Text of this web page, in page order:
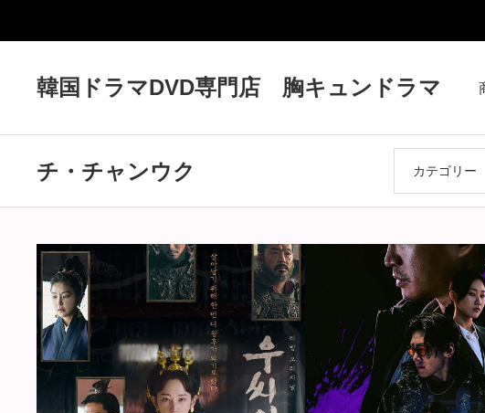
韓国ドラマDVD専門店 胸キュンドラマ
チ・チャンウク カテゴリー